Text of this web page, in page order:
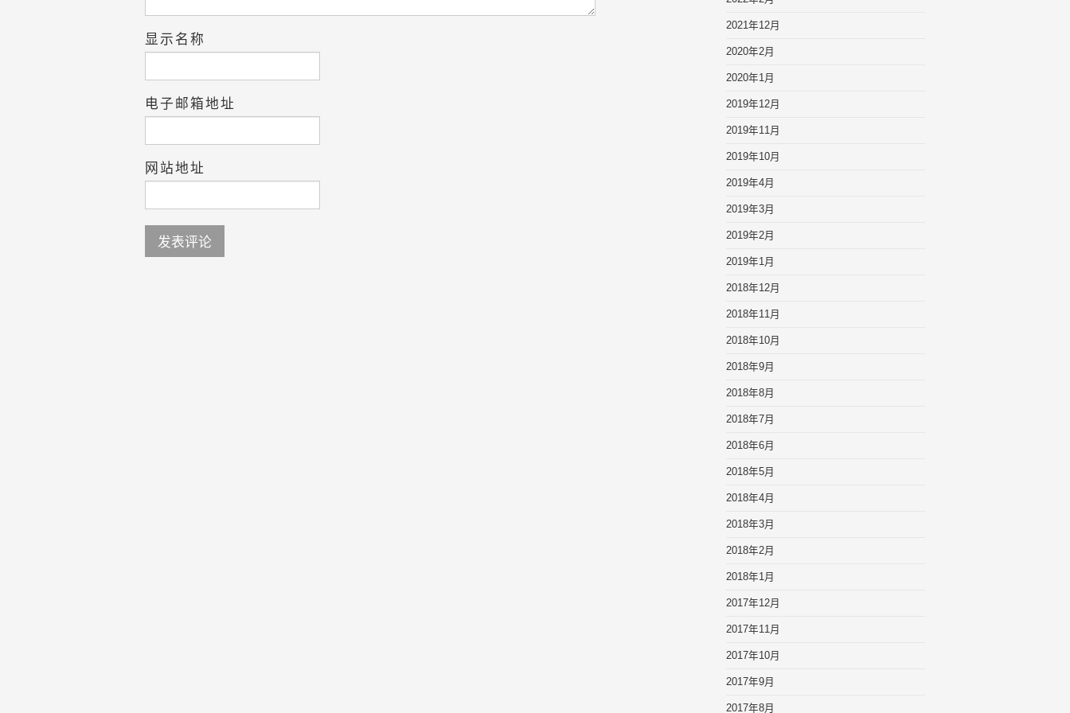
显示名称
电子邮箱地址
网站地址
2021年12月
2020年2月
2020年1月
2019年12月
2019年11月
2019年10月
2019年4月
2019年3月
2019年2月
2019年1月
2018年12月
2018年11月
2018年10月
2018年9月
2018年8月
2018年7月
2018年6月
2018年5月
2018年4月
2018年3月
2018年2月
2018年1月
2017年12月
2017年11月
2017年10月
2017年9月
2017年8月